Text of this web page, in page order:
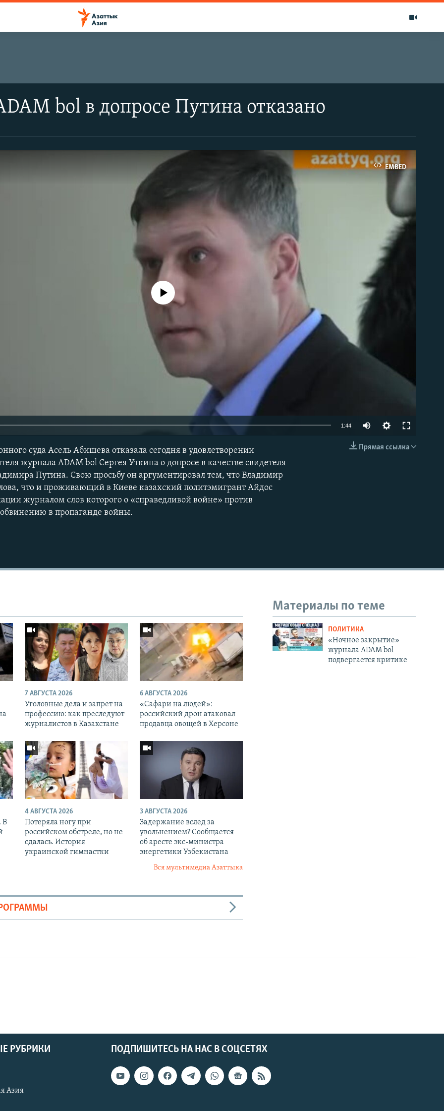
bol в допросе Путина отказано
EMBED
No media source currently available
1:44
Прямая ссылка
суда Асель Абишева отказала сегодня в удовлетворении
журнала ADAM bol Сергея Уткина о допросе в качестве свидетеля
Путина. Свою просьбу он аргументировал тем, что Владимир
что и проживающий в Киеве казахский политэмигрант Айдос
журналом слов которого о «справедливой войне» против
в пропаганде войны.
Материалы по теме
ПОЛИТИКА
«Ночное закрытие»
журнала ADAM bol
подвергается критике
7 АВГУСТА 2026
Уголовные дела и запрет на
профессию: как преследуют
журналистов в Казахстане
6 АВГУСТА 2026
«Cафари на людей»:
российский дрон атаковал
продавца овощей в Херсоне
В
4 АВГУСТА 2026
Потеряла ногу при
российском обстреле, но не
сдалась. История
украинской гимнастки
3 АВГУСТА 2026
Задержание вслед за
увольнением? Сообщается
об аресте экс-министра
энергетики Узбекистана
Вся мультимедиа Азаттыка
ПОДПИШИТЕСЬ НА НАС В СОЦСЕТЯХ
РУБРИКИ
Азия